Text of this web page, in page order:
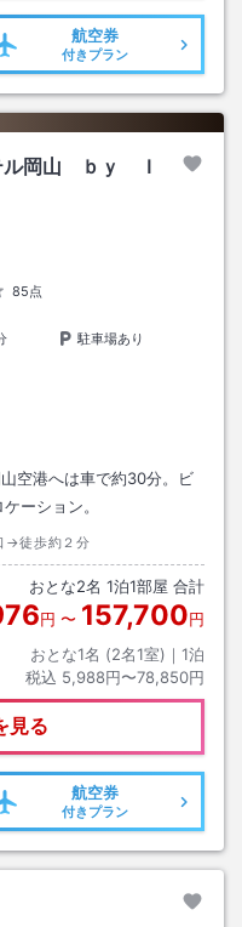
航空券
付きプラン
ル岡山 ｂｙ Ｉ
85点
駐車場あり
空港へは車で約30分。ビ
ーション。
→徒歩約２分
おとな2名 1泊1部屋 合計
円 〜 157,700円
おとな1名 (2名1室)｜ 1泊
税込 5,988円〜78,850円
見る
航空券
付きプラン